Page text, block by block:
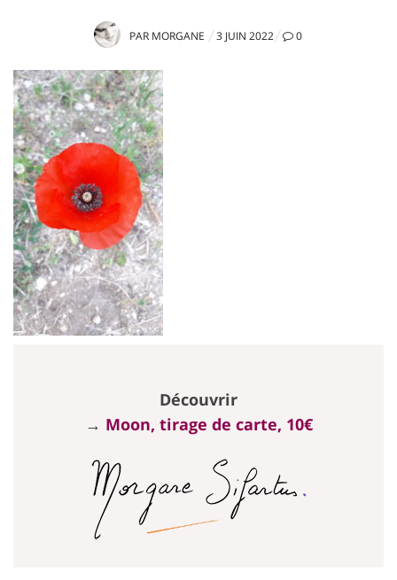
PAR MORGANE
PUBLIÉ
3 JUIN 2022 0
Découvrir
→ Moon, tirage de carte, 10€